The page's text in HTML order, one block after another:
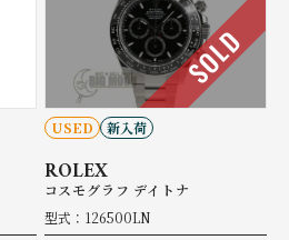
SOLD
USED 新入荷
ROLEX
コスモグラフ デイトナ
型式：126500LN